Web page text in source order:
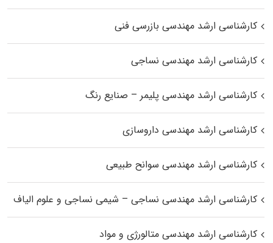
کارشناسی ارشد مهندسی بازرسی فنی
کارشناسی ارشد مهندسی نساجی
کارشناسی ارشد مهندسی پلیمر – صنایع رنگ
کارشناسی ارشد مهندسی داروسازی
کارشناسی ارشد مهندسی سوانح طبیعی
کارشناسی ارشد مهندسی نساجی – شیمی نساجی و علوم الیاف
کارشناسی ارشد مهندسی متالورژی و مواد